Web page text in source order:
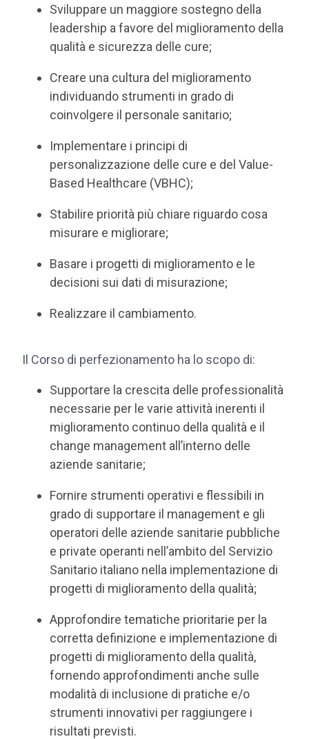
Sviluppare un maggiore sostegno della
leadership a favore del miglioramento della
qualità e sicurezza delle cure;
Creare una cultura del miglioramento
individuando strumenti in grado di
coinvolgere il personale sanitario;
Implementare i principi di
personalizzazione delle cure e del Value-
Based Healthcare (VBHC);
Stabilire priorità più chiare riguardo cosa
misurare e migliorare;
Basare i progetti di miglioramento e le
decisioni sui dati di misurazione;
Realizzare il cambiamento.
Il Corso di perfezionamento ha lo scopo di:
Supportare la crescita delle professionalità
necessarie per le varie attività inerenti il
miglioramento continuo della qualità e il
change management all’interno delle
aziende sanitarie;
Fornire strumenti operativi e flessibili in
grado di supportare il management e gli
operatori delle aziende sanitarie pubbliche
e private operanti nell’ambito del Servizio
Sanitario italiano nella implementazione di
progetti di miglioramento della qualità;
Approfondire tematiche prioritarie per la
corretta definizione e implementazione di
progetti di miglioramento della qualità,
fornendo approfondimenti anche sulle
modalità di inclusione di pratiche e/o
strumenti innovativi per raggiungere i
risultati previsti.